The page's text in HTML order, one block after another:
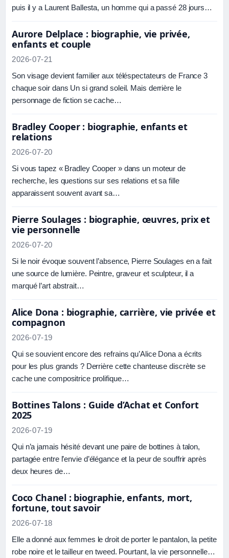
puis il y a Laurent Ballesta, un homme qui a passé 28 jours…
Aurore Delplace : biographie, vie privée,
enfants et couple
2026-07-21
Son visage devient familier aux téléspectateurs de France 3
chaque soir dans Un si grand soleil. Mais derrière le
personnage de fiction se cache…
Bradley Cooper : biographie, enfants et
relations
2026-07-20
Si vous tapez « Bradley Cooper » dans un moteur de
recherche, les questions sur ses relations et sa fille
apparaissent souvent avant sa…
Pierre Soulages : biographie, œuvres, prix et
vie personnelle
2026-07-20
Si le noir évoque souvent l’absence, Pierre Soulages en a fait
une source de lumière. Peintre, graveur et sculpteur, il a
marqué l’art abstrait…
Alice Dona : biographie, carrière, vie privée et
compagnon
2026-07-19
Qui se souvient encore des refrains qu’Alice Dona a écrits
pour les plus grands ? Derrière cette chanteuse discrète se
cache une compositrice prolifique…
Bottines Talons : Guide d’Achat et Confort
2025
2026-07-19
Qui n’a jamais hésité devant une paire de bottines à talon,
partagée entre l’envie d’élégance et la peur de souffrir après
deux heures de…
Coco Chanel : biographie, enfants, mort,
fortune, tout savoir
2026-07-18
Elle a donné aux femmes le droit de porter le pantalon, la petite
robe noire et le tailleur en tweed. Pourtant, la vie personnelle…